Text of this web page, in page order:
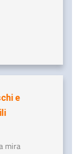
e
mira